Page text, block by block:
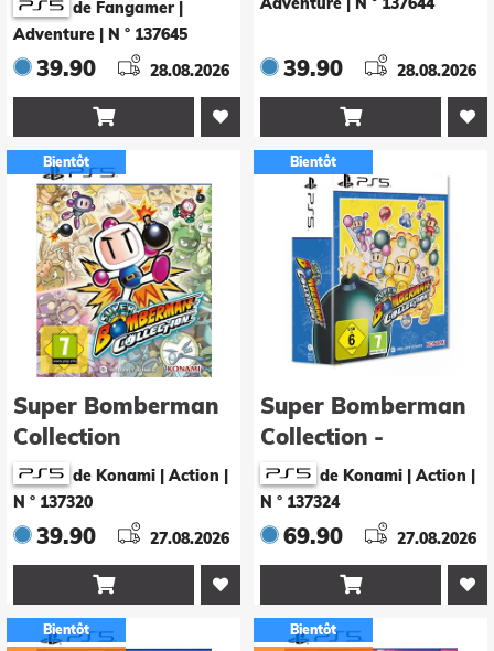
de Fangamer |
Adventure
N ° 137645
39.90 28.08.2026

39.90 28.08.2026

Bientôt
Super Bomberman
Collection
de Konami | Action
N ° 137320
39.90 27.08.2026

Bientôt
Super Bomberman
Collection -
Collector's Edition
de Konami | Action
N ° 137324
69.90 27.08.2026

Bientôt
Bientôt